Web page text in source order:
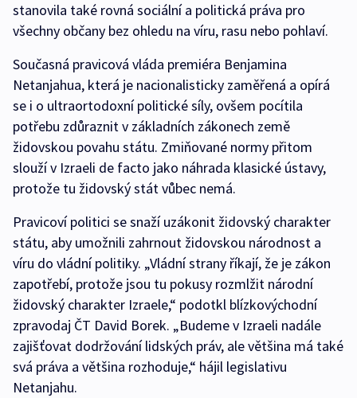
stanovila také rovná sociální a politická práva pro
všechny občany bez ohledu na víru, rasu nebo pohlaví.
Současná pravicová vláda premiéra Benjamina
Netanjahua, která je nacionalisticky zaměřená a opírá
se i o ultraortodoxní politické síly, ovšem pocítila
potřebu zdůraznit v základních zákonech země
židovskou povahu státu. Zmiňované normy přitom
slouží v Izraeli de facto jako náhrada klasické ústavy,
protože tu židovský stát vůbec nemá.
Pravicoví politici se snaží uzákonit židovský charakter
státu, aby umožnili zahrnout židovskou národnost a
víru do vládní politiky. „Vládní strany říkají, že je zákon
zapotřebí, protože jsou tu pokusy rozmlžit národní
židovský charakter Izraele,“ podotkl blízkovýchodní
zpravodaj ČT David Borek. „Budeme v Izraeli nadále
zajišťovat dodržování lidských práv, ale většina má také
svá práva a většina rozhoduje,“ hájil legislativu
Netanjahu.